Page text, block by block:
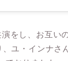
をし、お互い
、ユ・インナ